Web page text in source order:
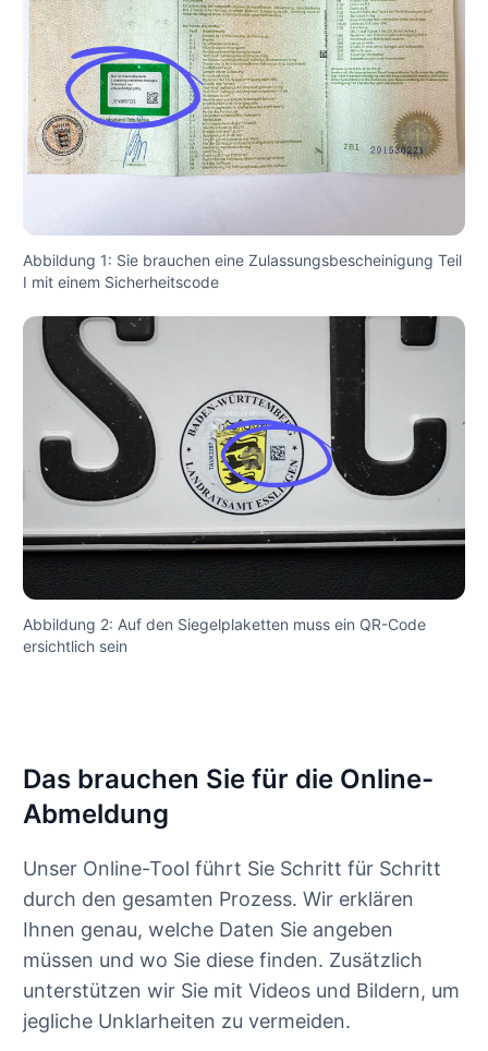
Abbildung 1: Sie brauchen eine Zulassungsbescheinigung Teil
I mit einem Sicherheitscode
Abbildung 2: Auf den Siegelplaketten muss ein QR-Code
ersichtlich sein
Das brauchen Sie für die Online-
Abmeldung
Unser Online-Tool führt Sie Schritt für Schritt
durch den gesamten Prozess. Wir erklären
Ihnen genau, welche Daten Sie angeben
müssen und wo Sie diese finden. Zusätzlich
unterstützen wir Sie mit Videos und Bildern, um
jegliche Unklarheiten zu vermeiden.